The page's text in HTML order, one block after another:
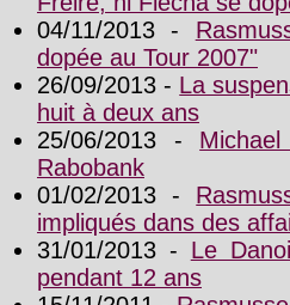
04/11/2013 -
dopée au Tour 2007"
26/09/2013 - La
huit à deux ans
25/06/2013 -
Rabobank
01/02/2013 -
impliqués dans des
31/01/2013 - Le
pendant 12 ans